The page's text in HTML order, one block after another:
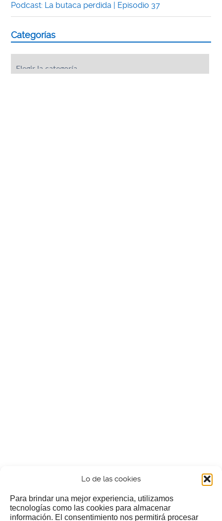
Lo de las cookies
Para brindar una mejor experiencia, utilizamos
tecnologías como las cookies para almacenar
información. El consentimiento nos permitirá procesar
Podcast: La butaca perdida | Episodio 37
Categorías